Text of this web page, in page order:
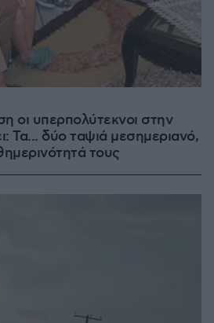
οι υπερπολύτεκνοι στην
Τα... δύο ταψιά μεσημεριανό,
τους